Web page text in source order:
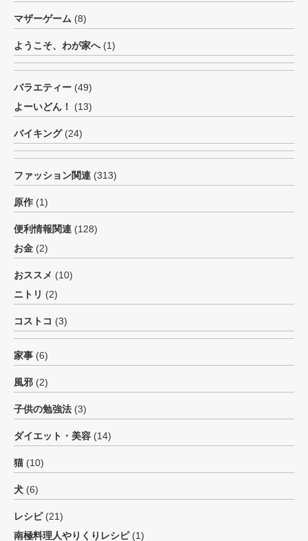
マザーゲーム (8)
ようこそ、わが家へ (1)
バラエティー (49)
よーいどん！
(13)
バイキング(24)
ファッション関連 (313)
原作 (1)
便利情報関連 (128)
お金 (2)
おススメ (10)
ニトリ (2)
コストコ (3)
家事 (6)
風邪 (2)
子供の勉強法 (3)
ダイエット・美容 (14)
猫 (10)
犬 (6)
レシピ(21)
南極料理人やりくりレシピ(1)